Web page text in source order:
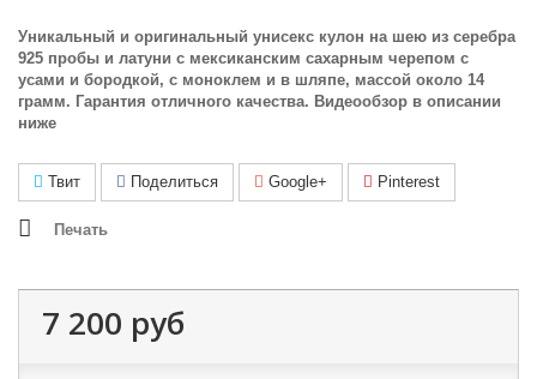
Уникальный и оригинальный унисекс кулон на шею из серебра
925 пробы и латуни с мексиканским сахарным черепом с
усами и бородкой, с моноклем и в шляпе, массой около 14
грамм. Гарантия отличного качества. Видеообзор в описании
ниже
Твит Поделиться Google+ Pinterest
Печать
7 200 руб